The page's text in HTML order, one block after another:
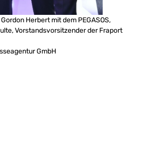
Herbert mit dem PEGASOS,
Vorstandsvorsitzender der Fraport
GmbH